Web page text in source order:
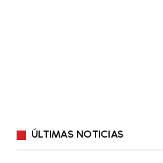
ÚLTIMAS NOTICIAS